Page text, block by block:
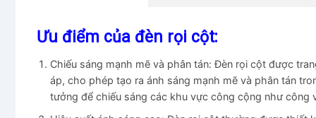
Ưu điểm của đèn rọi cột:
Chiếu sáng mạnh mẽ và phân tán: Đèn rọi cột được
áp, cho phép tạo ra ánh sáng mạnh mẽ và phân tán
tưởng để chiếu sáng các khu vực công cộng như công